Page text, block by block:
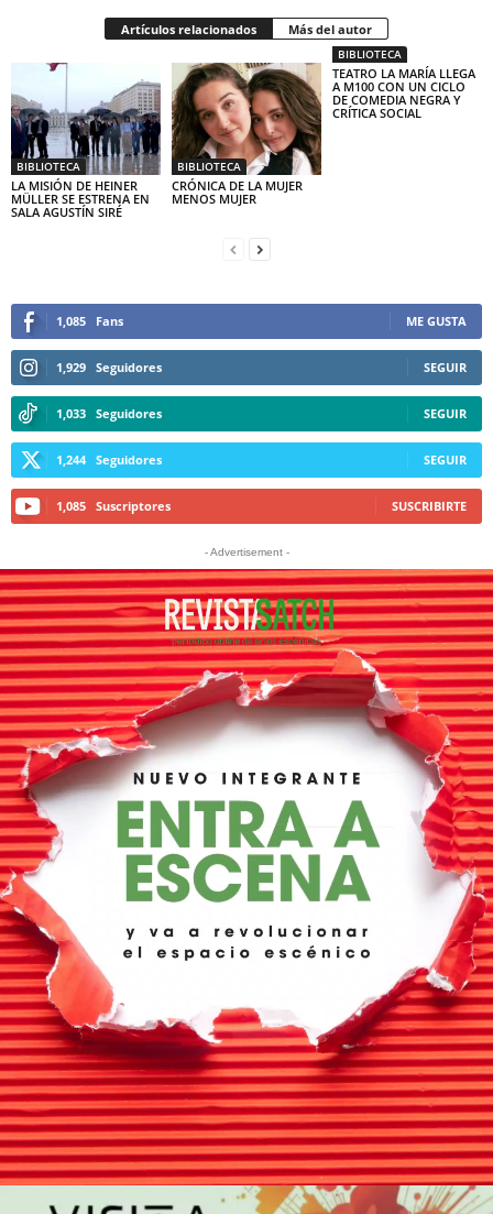
Artículos relacionados Más del autor
BIBLIOTECA
LA MISIÓN DE HEINER
MÜLLER SE ESTRENA EN
SALA AGUSTÍN SIRÉ
BIBLIOTECA
CRÓNICA DE LA MUJER
MENOS MUJER
BIBLIOTECA
TEATRO LA MARÍA LLEGA
A M100 CON UN CICLO
DE COMEDIA NEGRA Y
CRÍTICA SOCIAL
1,085 Fans ME GUSTA
1,929 Seguidores SEGUIR
1,033 Seguidores SEGUIR
1,244 Seguidores SEGUIR
1,085 Suscriptores SUSCRIBIRTE
- Advertisement -